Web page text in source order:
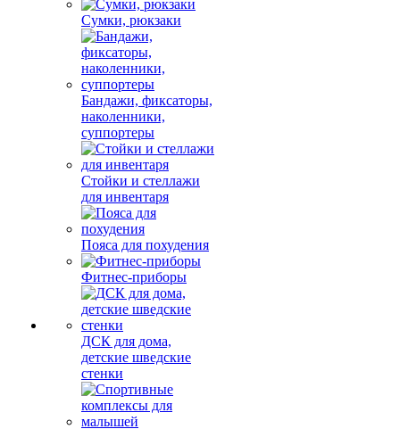
Сумки, рюкзаки
Бандажи, фиксаторы,
наколенники,
суппортеры
Стойки и стеллажи
для инвентаря
Пояса для похудения
Фитнес-приборы
ДСК для дома,
детские шведские
стенки